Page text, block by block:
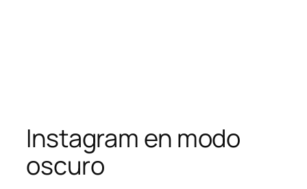
Instagram en modo
oscuro